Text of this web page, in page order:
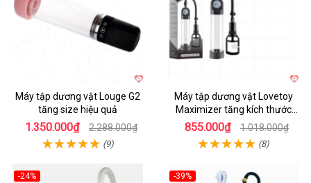
Máy tập dương vật Louge G2
tăng size hiệu quả
1.350.000₫ 2.288.000₫
(9)
Máy tập dương vật Lovetoy
Maximizer tăng kích thước
nhanh
855.000₫ 1.018.000₫
(8)
-24% -39%